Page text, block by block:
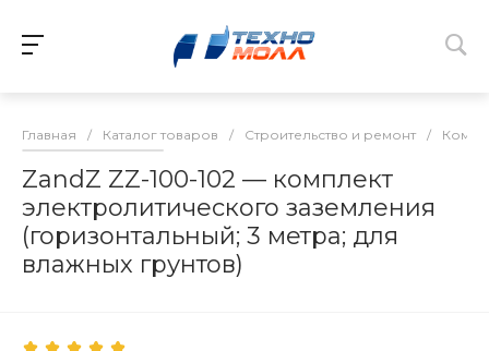
Главная / Каталог товаров / Строительство и ремонт /
ZandZ ZZ-100-102 — комплект
электролитического заземления
(горизонтальный; 3 метра; для
влажных грунтов)